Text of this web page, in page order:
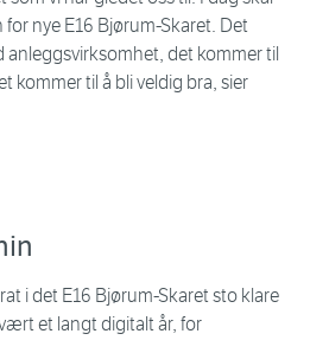
nye E16 Bjørum-Skaret. Det
anleggsvirksomhet, det kommer til
kommer til å bli veldig bra, sier
i det E16 Bjørum-Skaret sto klare
et langt digitalt år, for